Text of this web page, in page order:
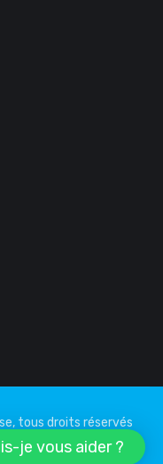
tous droits réservés
LEGAL NOTICE
je vous aider ?